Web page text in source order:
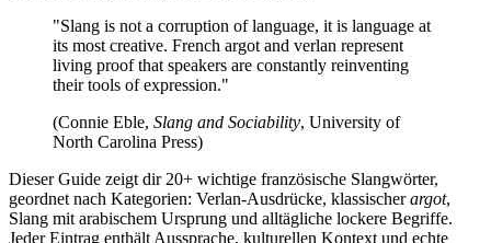
"Slang is not a corruption of language, it is language at
its most creative. French argot and verlan represent
living proof that speakers are constantly reinventing
their tools of expression."
(Connie Eble, Slang and Sociability, University of
North Carolina Press)
Dieser Guide zeigt dir 20+ wichtige französische Slangwörter,
geordnet nach Kategorien: Verlan-Ausdrücke, klassischerargot,
Slang mit arabischem Ursprung und alltägliche lockere Begriffe.
Jeder Eintrag enthält Aussprache, kulturellen Kontext und echte